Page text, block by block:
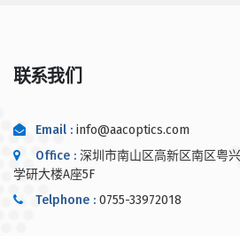
联系我们
Email : info@aacoptics.com
Office : 深圳市南山区高新区南区粤
学研大楼A座5F
Telphone : 0755-33972018